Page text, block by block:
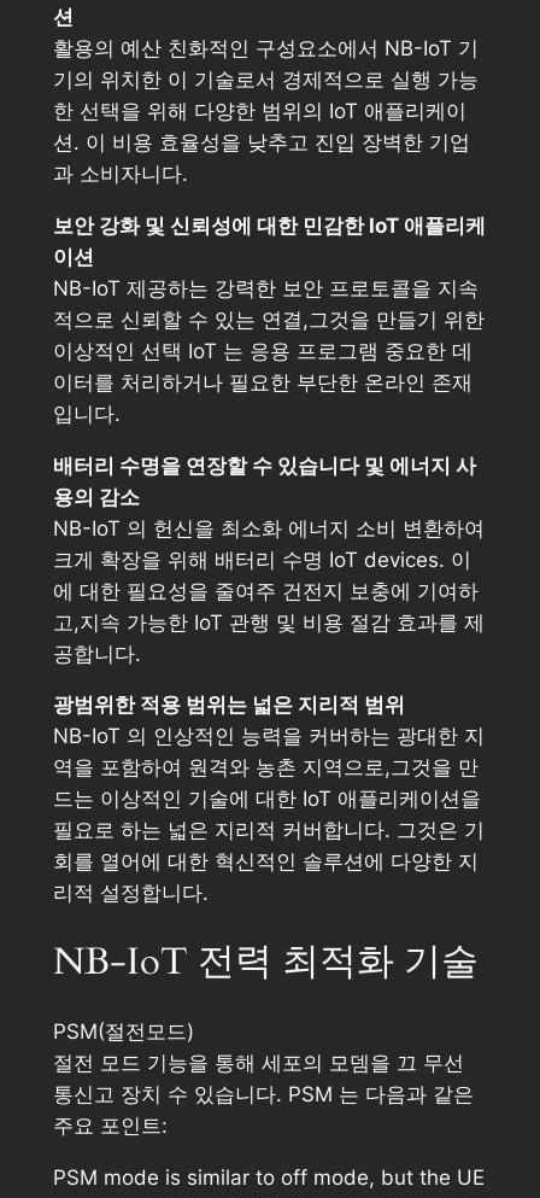
션
활용의 예산 친화적인 구성요소에서 NB-IoT 기
기의 위치한 이 기술로서 경제적으로 실행 가능
한 선택을 위해 다양한 범위의 IoT 애플리케이
션. 이 비용 효율성을 낮추고 진입 장벽한 기업
과 소비자니다.
보안 강화 및 신뢰성에 대한 민감한 IoT 애플리케
이션
NB-IoT 제공하는 강력한 보안 프로토콜을 지속
적으로 신뢰할 수 있는 연결,그것을 만들기 위한
이상적인 선택 IoT 는 응용 프로그램 중요한 데
이터를 처리하거나 필요한 부단한 온라인 존재
입니다.
배터리 수명을 연장할 수 있습니다 및 에너지 사
용의 감소
NB-IoT 의 헌신을 최소화 에너지 소비 변환하여
크게 확장을 위해 배터리 수명 IoT devices. 이
에 대한 필요성을 줄여주 건전지 보충에 기여하
고,지속 가능한 IoT 관행 및 비용 절감 효과를 제
공합니다.
광범위한 적용 범위는 넓은 지리적 범위
NB-IoT 의 인상적인 능력을 커버하는 광대한 지
역을 포함하여 원격와 농촌 지역으로,그것을 만
드는 이상적인 기술에 대한 IoT 애플리케이션을
필요로 하는 넓은 지리적 커버합니다. 그것은 기
회를 열어에 대한 혁신적인 솔루션에 다양한 지
리적 설정합니다.
NB-IoT 전력 최적화 기술
PSM(절전모드)
절전 모드 기능을 통해 세포의 모뎀을 끄 무선
통신고 장치 수 있습니다. PSM 는 다음과 같은
주요 포인트:
PSM mode is similar to off mode, but the UE